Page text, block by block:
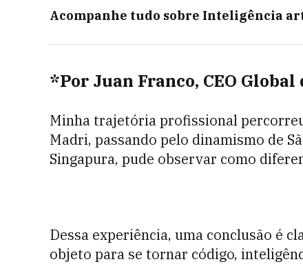
Acompanhe tudo sobre Inteligência
*Por Juan Franco, CEO Global
Minha trajetória profissional
Madri, passando pelo dinamismo de
Singapura, pude observar como
Dessa experiência, uma conclusão é
objeto para se tornar código,